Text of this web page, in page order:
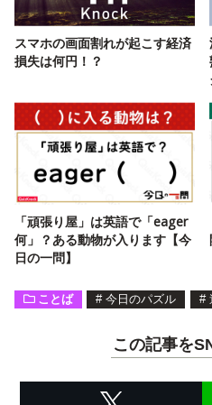
スマホの画面割れが起こす経済
損失は何円！？
「頑張り屋」は英語で「eager
何」？ある動物が入ります【今
日の一問】
ことば # 今日のパズル #
この記事を